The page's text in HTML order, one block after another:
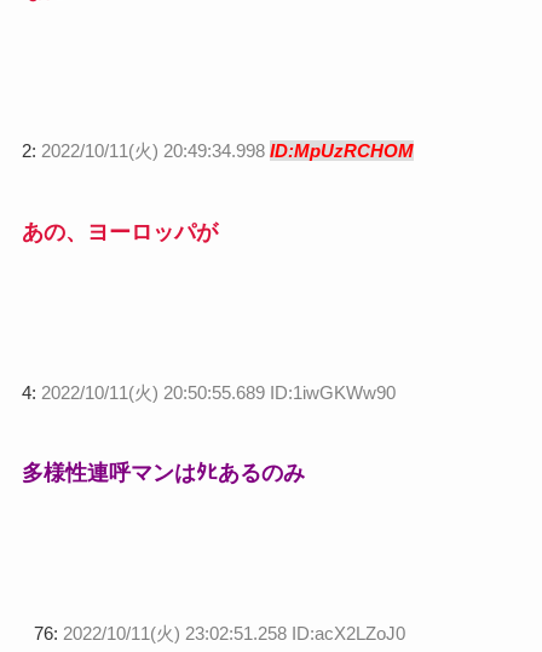
2: 2022/10/11(火) 20:49:34.998 ID:MpUzRCHOM
あの、ヨーロッパが
4: 2022/10/11(火) 20:50:55.689 ID:1iwGKWw90
多様性連呼マンはﾀﾋあるのみ
76: 2022/10/11(火) 23:02:51.258 ID:acX2LZoJ0